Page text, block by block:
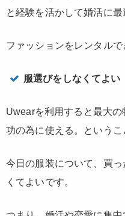
と経験を活かして婚活に最
ファッションをレンタルで
服選びをしなくてよい
Uwearを利用すると最大
功の為に使える。というこ
今日の服装について、買
くてよいです。